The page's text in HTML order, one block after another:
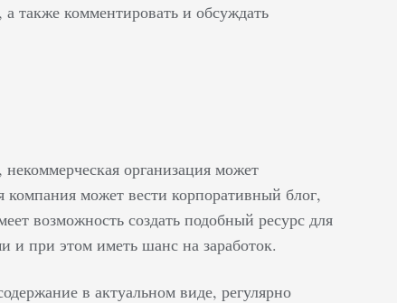
также комментировать и обсуждать
организация может
компания может вести корпоративный блог,
возможность создать подобный ресурс для
при этом иметь шанс на заработок.
в актуальном виде, регулярно